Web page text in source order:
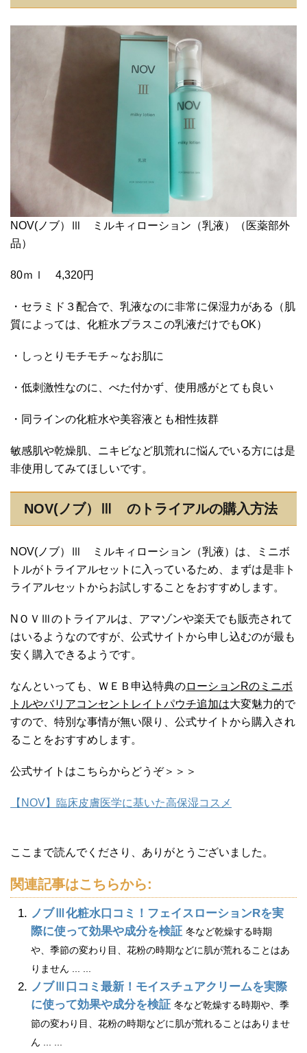
NOV(ノブ）Ⅲ ミルキィローション（乳液）（医薬部外
品）
80ｍｌ 4,320円
・セラミド３配合で、乳液なのに非常に保湿力がある（肌
質によっては、化粧水プラスこの乳液だけでもOK）
・しっとりモチモチ～なお肌に
・低刺激性なのに、べた付かず、使用感がとても良い
・同ラインの化粧水や美容液とも相性抜群
敏感肌や乾燥肌、ニキビなど肌荒れに悩んでいる方には是
非使用してみてほしいです。
NOV(ノブ）Ⅲ のトライアルの購入方法
NOV(ノブ）Ⅲ ミルキィローション（乳液）は、ミニボ
トルがトライアルセットに入っているため、まずは是非ト
ライアルセットからお試しすることをおすすめします。
NＯＶⅢのトライアルは、アマゾンや楽天でも販売されて
はいるようなのですが、公式サイトから申し込むのが最も
安く購入できるようです。
なんといっても、ＷＥＢ申込特典のローションRのミニボ
トルやバリアコンセントレイトパウチ追加は大変魅力的で
すので、特別な事情が無い限り、公式サイトから購入され
ることをおすすめします。
公式サイトはこちらからどうぞ＞＞＞
【NOV】臨床皮膚医学に基いた高保湿コスメ
ここまで読んでくださり、ありがとうございました。
関連記事はこちらから:
ノブⅢ化粧水口コミ！フェイスローションRを実
際に使って効果や成分を検証 冬など乾燥する時期
や、季節の変わり目、花粉の時期などに肌が荒れることはあ
りません ... ...
ノブⅢ口コミ最新！モイスチュアクリームを実際
に使って効果や成分を検証 冬など乾燥する時期や、季
節の変わり目、花粉の時期などに肌が荒れることはありませ
ん ... ...